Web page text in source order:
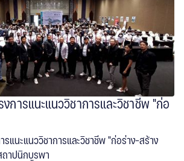
งการแนะแนววิชาการและวิชาชีพ "ก่อ
รแนะแนววิชาการและวิชาชีพ "ก่อร่าง-สร้าง
ถาปนิกบูรพา